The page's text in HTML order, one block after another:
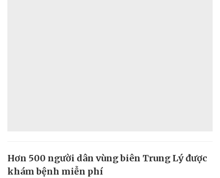
Hơn 500 người dân vùng biên Trung Lý được
khám bệnh miễn phí